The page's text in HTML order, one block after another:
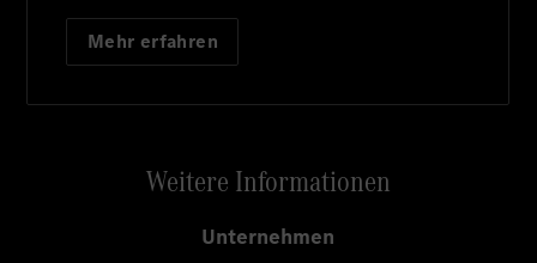
Mehr erfahren
Weitere Informationen
Unternehmen